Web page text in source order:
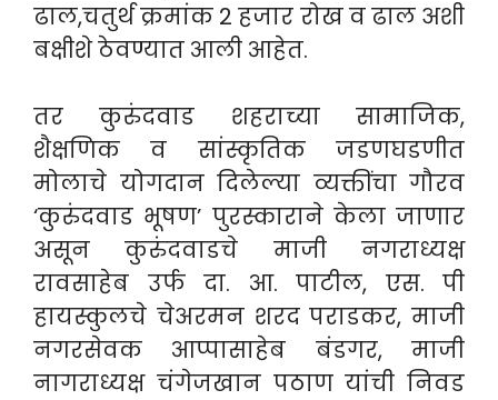
ढाल,चतुर्थ क्रमांक 2 हजार रोख व ढाल अशी
बक्षीशे ठेवण्यात आली आहेत.
तर कुरुंदवाड शहराच्या सामाजिक,
शैक्षणिक व सांस्कृतिक जडणघडणीत
मोलाचे योगदान दिलेल्या व्यक्तींचा गौरव
‘कुरुंदवाड भूषण’ पुरस्काराने केला जाणार
असून कुरुंदवाडचे माजी नगराध्यक्ष
रावसाहेब उर्फ दा. आ. पाटील, एस. पी
हायस्कुलचे चेअरमन शरद पराडकर, माजी
नगरसेवक आप्पासाहेब बंडगर, माजी
नागराध्यक्ष चंगेजखान पठाण यांची निवड